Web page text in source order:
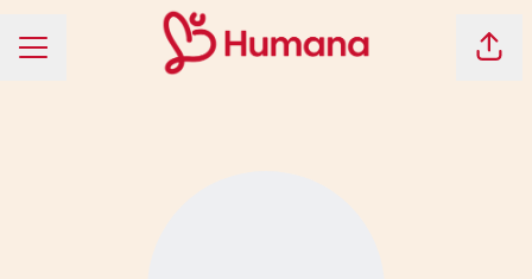
KARRIÄRMENY Dela